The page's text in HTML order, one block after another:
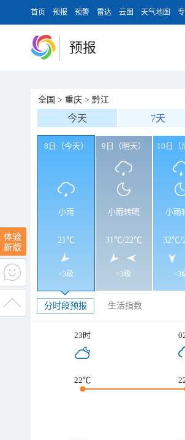
首页 预报 预警 雷达 云图 天气地图
预报
全国 > 重庆 > 黔江
今天 7天
8日（今天）
小雨
21℃
<3级
9日（明天）
小雨转晴
31℃/22℃
<3级
10日（
小雨
32℃/
<3
分时段预报 生活指数
23时
22℃